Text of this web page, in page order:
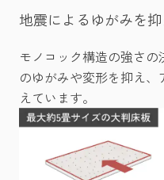
地震によるゆがみを
モノコック構造の強さ
のゆがみや変形を抑え
えています。